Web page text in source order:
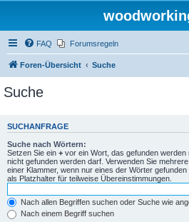
FAQ Forumsregeln
Foren-Übersicht Suche
Suche
SUCHANFRAGE
Suche nach Wörtern:
Setzen Sie ein + vor ein Wort, das gefunden werden
nicht gefunden werden darf. Verwenden Sie
einer Klammer, wenn nur eines der Wörter
als Platzhalter für teilweise Übereinstimmungen.
Nach allen Begriffen suchen oder Suche wie
Nach einem Begriff suchen